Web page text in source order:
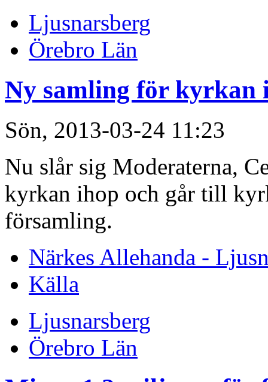
Ljusnarsberg
Örebro Län
Ny samling för kyrkan
Sön, 2013-03-24 11:23
Nu slår sig Moderaterna,
kyrkan ihop och går till
församling.
Närkes Allehanda -
Källa
Ljusnarsberg
Örebro Län